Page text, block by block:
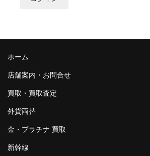
【販売】図書カード・クオカード
【販売】商品券・食品券・その他
【販売】テーマパーク・野球・映画・お風呂
ホーム
店舗案内・お問合せ
買取・買取査定
外貨両替
金・プラチナ 買取
新幹線